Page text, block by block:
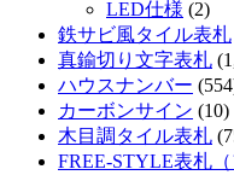
LED仕様 (2)
鉄サビ風タイル表札
真鍮切り文字表札
ハウスナンバー
カーボンサイン (10)
木目調タイル表札
FREE-STYLE表札